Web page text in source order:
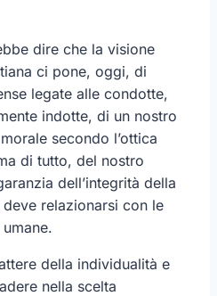
dire che la visione
ci pone, oggi, di
legate alle condotte,
indotte, di un nostro
secondo l’ottica
di tutto, del nostro
dell’integrità della
relazionarsi con le
della individualità e
nella scelta